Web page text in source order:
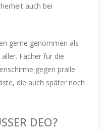
auch bei
gerne genommen als
Fächer für die
gegen pralle
die auch später noch
DEO?